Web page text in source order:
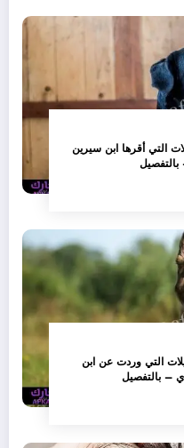
التي أقرها ابن سيرين
التي وردت عن ابن
– بالتفصيل